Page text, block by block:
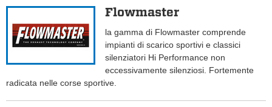
Flowmaster
la gamma di Flowmaster comprende
impianti di scarico sportivi e classici
silenziatori Hi Performance non
eccessivamente silenziosi. Fortemente
radicata nelle corse sportive.